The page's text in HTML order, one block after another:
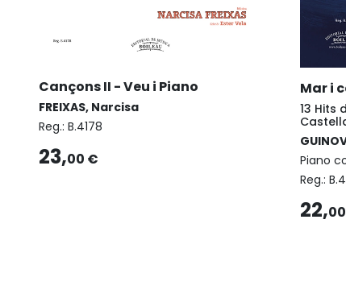
Cançons II - Veu i Piano
FREIXAS, Narcisa
Reg.: B.4178
23,00 €
Mar i
13 Hits
Piano
Reg.:
22,